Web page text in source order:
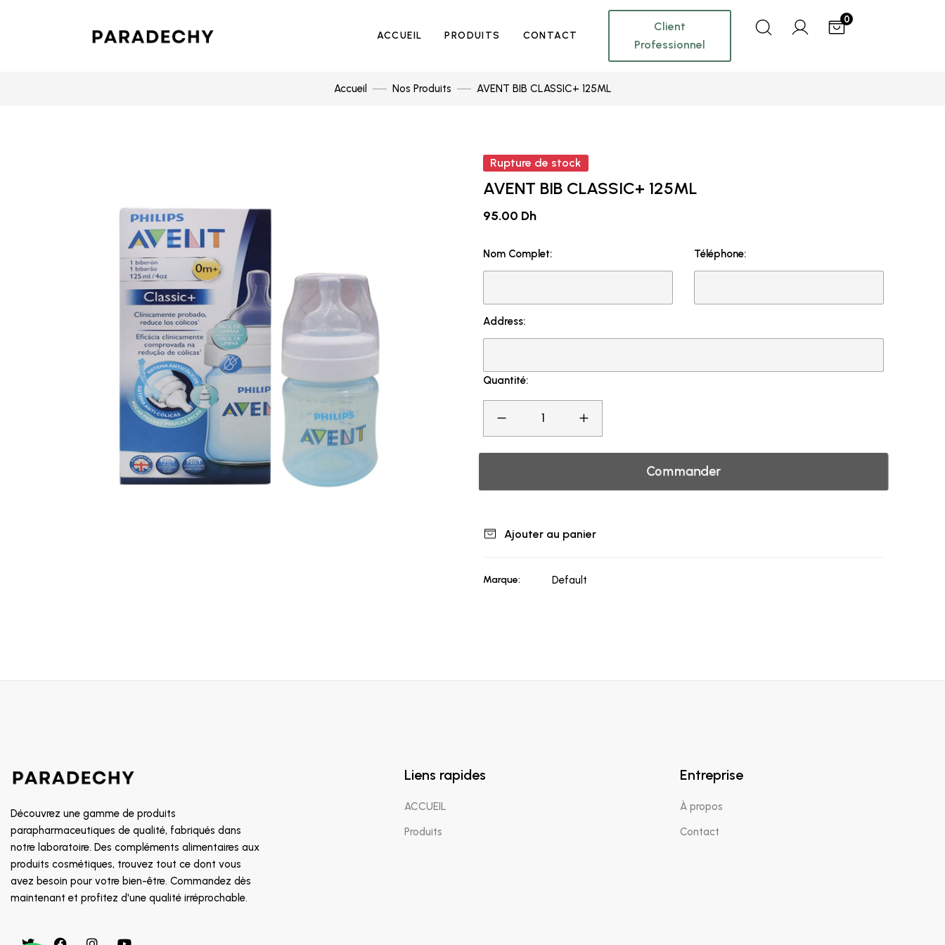
ACCUEIL PRODUITS CONTACT
Client
Professionnel
0
Accueil Nos Produits AVENT BIB CLASSIC+ 125ML
Rupture de stock
AVENT BIB CLASSIC+ 125ML
95.00 Dh
Nom Complet: Téléphone:
Address:
Quantité:
Commander
Ajouter au panier
Marque: Default
Découvrez une gamme de produits
parapharmaceutiques de qualité, fabriqués dans
notre laboratoire. Des compléments alimentaires aux
produits cosmétiques, trouvez tout ce dont vous
avez besoin pour votre bien-être. Commandez dès
maintenant et profitez d'une qualité irréprochable.
Liens rapides
ACCUEIL
Produits
Entreprise
À propos
Contact